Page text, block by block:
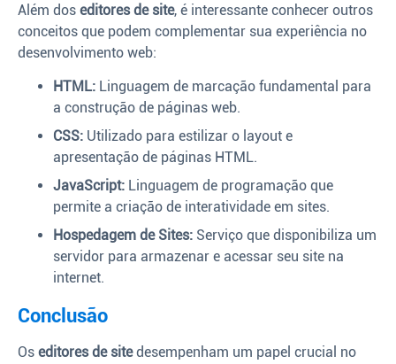
Além dos editores de site, é interessante conhecer outros
conceitos que podem complementar sua experiência no
desenvolvimento web:
HTML: Linguagem de marcação fundamental para
a construção de páginas web.
CSS: Utilizado para estilizar o layout e
apresentação de páginas HTML.
JavaScript: Linguagem de programação que
permite a criação de interatividade em sites.
Hospedagem de Sites: Serviço que disponibiliza um
servidor para armazenar e acessar seu site na
internet.
Conclusão
Os editores de sitedesempenham um papel crucial no